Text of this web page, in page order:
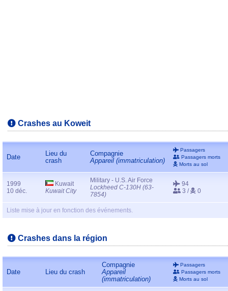
Crashes au Koweit
Date
Lieu du
crash
Compagnie
Appareil (immatriculation)
Passagers
Passagers morts
Morts au sol
Liste mise à jour en fonction des événements.
1999
10 déc.
Kuwait
Kuwait City
Military - U.S. Air Force
Lockheed C-130H (63-
7854)
94
3 /
0
Crashes dans la région
Date Lieu du crash
Compagnie
Appareil
(immatriculation)
Passagers
Passagers morts
Morts au sol